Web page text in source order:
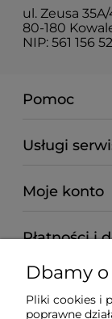
ul. Zeusa 35A/
80-180
NIP: 561 156
Pomoc
Usługi
Moje konto
Płatności i
Informacje
Dbamy
Pliki cookies i
poprawne